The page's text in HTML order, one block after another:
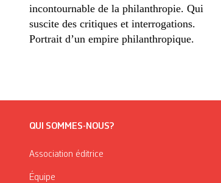
incontournable de la philanthropie. Qui
suscite des critiques et interrogations.
Portrait d’un empire philanthropique.
QUI SOMMES-NOUS?
Association éditrice
Équipe